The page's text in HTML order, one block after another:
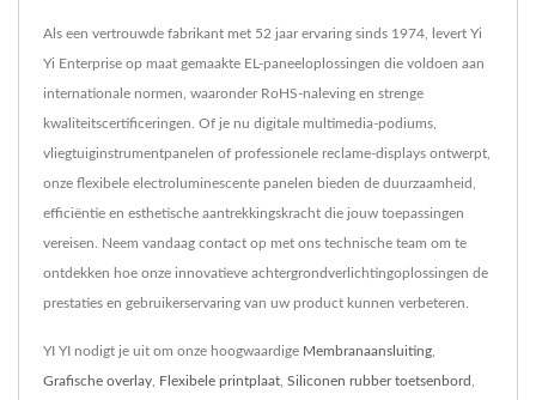
Als een vertrouwde fabrikant met 52 jaar ervaring sinds 1974, levert Yi
Yi Enterprise op maat gemaakte EL-paneeloplossingen die voldoen aan
internationale normen, waaronder RoHS-naleving en strenge
kwaliteitscertificeringen. Of je nu digitale multimedia-podiums,
vliegtuiginstrumentpanelen of professionele reclame-displays ontwerpt,
onze flexibele electroluminescente panelen bieden de duurzaamheid,
efficiëntie en esthetische aantrekkingskracht die jouw toepassingen
vereisen. Neem vandaag contact op met ons technische team om te
ontdekken hoe onze innovatieve achtergrondverlichtingoplossingen de
prestaties en gebruikerservaring van uw product kunnen verbeteren.
YI YI nodigt je uit om onze hoogwaardige Membranaansluiting
Grafische overlay Flexibele printplaat Siliconen rubber toetsenbord